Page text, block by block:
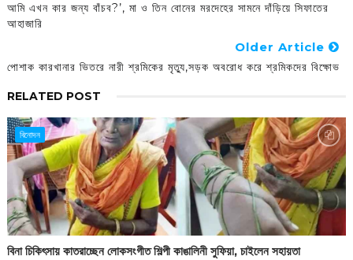
আমি এখন কার জন্য বাঁচব?’, মা ও তিন বোনের মরদেহের সামনে দাঁড়িয়ে সিফাতের
আহাজারি
Older Article
পোশাক কারখানার ভিতরে নারী শ্রমিকের মৃত্যু,সড়ক অবরোধ করে শ্রমিকদের বিক্ষোভ
RELATED POST
বিনোদন
বিনা চিকিৎসায় কাতরাচ্ছেন লোকসংগীত শিল্পী কাঙালিনী সুফিয়া, চাইলেন সহায়তা